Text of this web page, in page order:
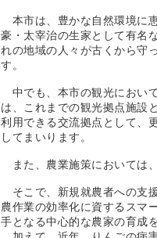
本市は、豊かな自然環境に
豪・太宰治の生家として有名
れの地域の人々が古くから守
す。
中でも、本市の観光におい
は、これまでの観光拠点施設
利用できる交流拠点として、
してまいります。
また、農業施策においては
そこで、新規就農者への支
農作業の効率化に資するスマ
手となる中心的な農家の育成